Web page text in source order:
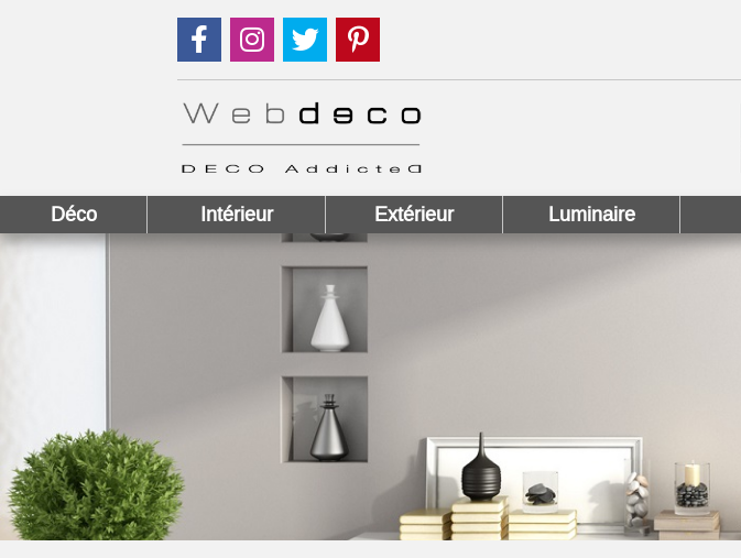
Suivez nous sur Facebook !
Suivez nous sur Instagram !
Suivez nous sur Twitter !
Déco Intérieur Extérieur Luminaire